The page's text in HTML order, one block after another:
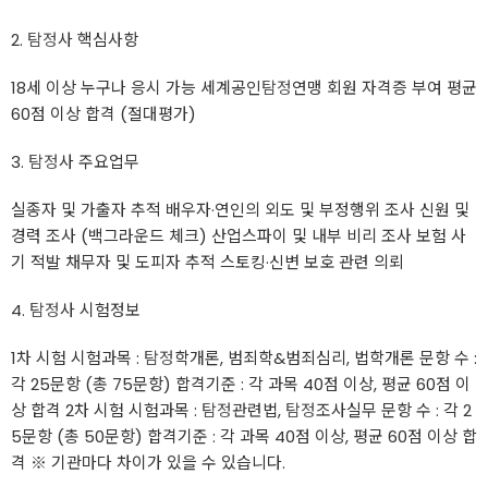
2. 탐정사 핵심사항
18세 이상 누구나 응시 가능 세계공인탐정연맹 회원 자격증 부여 평균
60점 이상 합격 (절대평가)
3. 탐정사 주요업무
실종자 및 가출자 추적 배우자·연인의 외도 및 부정행위 조사 신원 및
경력 조사 (백그라운드 체크) 산업스파이 및 내부 비리 조사 보험 사
기 적발 채무자 및 도피자 추적 스토킹·신변 보호 관련 의뢰
4. 탐정사 시험정보
1차 시험 시험과목 : 탐정학개론, 범죄학&범죄심리, 법학개론 문항 수 :
각 25문항 (총 75문항) 합격기준 : 각 과목 40점 이상, 평균 60점 이
상 합격 2차 시험 시험과목 : 탐정관련법, 탐정조사실무 문항 수 : 각 2
5문항 (총 50문항) 합격기준 : 각 과목 40점 이상, 평균 60점 이상 합
격 ※ 기관마다 차이가 있을 수 있습니다.